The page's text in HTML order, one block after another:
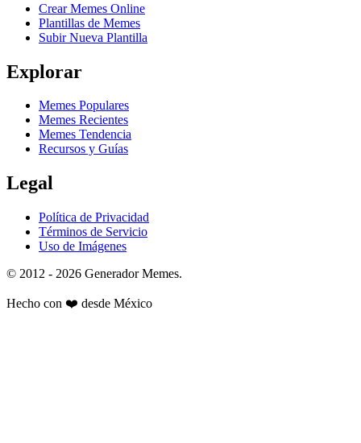
Crear Memes Online
Plantillas de Memes
Subir Nueva Plantilla
Explorar
Memes Populares
Memes Recientes
Memes Tendencia
Recursos y Guías
Legal
Política de Privacidad
Términos de Servicio
Uso de Imágenes
© 2012 - 2026 Generador Memes.
Hecho con ❤️ desde México